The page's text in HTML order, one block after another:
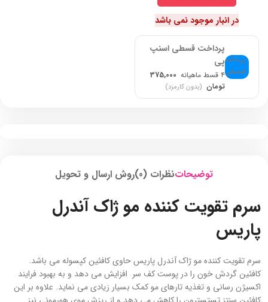
در انبار موجود نمی باشد
پرداخت قسطی اسنپ
پی
۴ قسط ماهیانه
375,000
تومان (بدون کارمزد)
توضیحاتنظرات (0) روش ارسال و تحویل
سرم تقویت کننده مو ژاک آندرل
پاریس
سرم تقویت کننده مو ژاک آندرل پاریس حاوی کافئین کپسوله می باشد.
کافئین گردش خون را در پوست کف سر افزایش می دهد و به بهبود فرایند
اکسیژن رسانی و تغذیه تارهای مو کمک بسیار زیادی می نماید. علاوه بر این